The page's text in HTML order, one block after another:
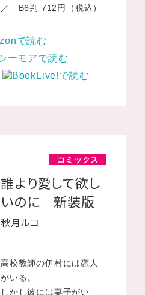
／ B6判 712円（税込）
誰より愛して欲し
いのに 新装版
秋月ルコ
コミックス
高校教師の伊村には恋人
がいる。
しかし彼には妻子がい